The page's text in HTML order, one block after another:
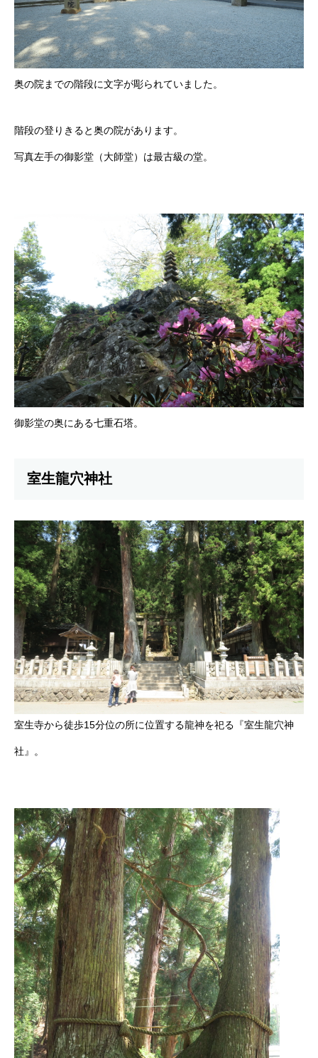
奥の院までの階段に文字が彫られていました。
階段の登りきると奥の院があります。
写真左手の御影堂（大師堂）は最古級の堂。
御影堂の奥にある七重石塔。
室生龍穴神社
室生寺から徒歩15分位の所に位置する龍神を祀る『室生龍穴神
社』。